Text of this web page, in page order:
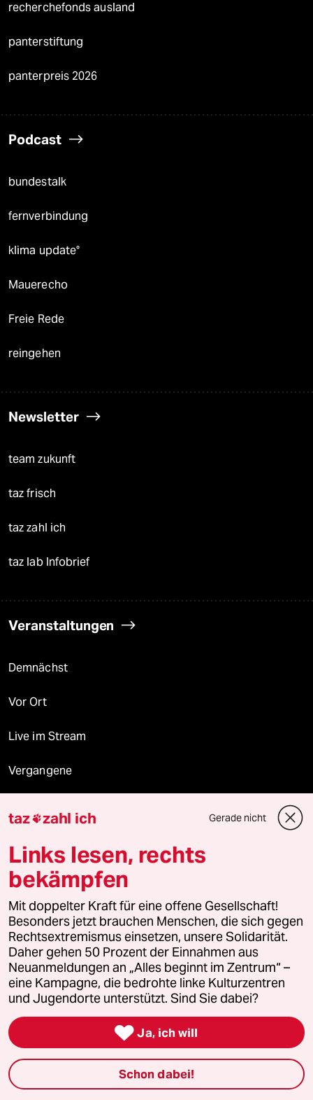
recherchefonds ausland
panterstiftung
panterpreis 2026
Podcast
bundestalk
fernverbindung
klima update°
Mauerecho
Freie Rede
reingehen
Newsletter
team zukunft
taz frisch
taz zahl ich
taz lab Infobrief
Veranstaltungen
Demnächst
Vor Ort
Live im Stream
Vergangene
Mehr taz Lesestoff
taz Blogs
taz FUTURZWEI
Le Monde diplomatique
taz Archiv
Mehr taz Angebote
taz zahl ich Gerade nicht
Links lesen, rechts
bekämpfen
Mit doppelter Kraft für eine offene Gesellschaft!
Besonders jetzt brauchen Menschen, die sich gegen
Rechtsextremismus einsetzen, unsere Solidarität.
Daher gehen 50 Prozent der Einnahmen aus
Neuanmeldungen an „Alles beginnt im Zentrum“ –
eine Kampagne, die bedrohte linke Kulturzentren
und Jugendorte unterstützt. Sind Sie dabei?
 Ja, ich will
Schon dabei!